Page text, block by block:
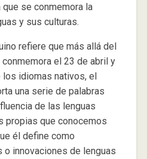
se conmemora la
y sus culturas.
refiere que más allá del
el 23 de abril y
idiomas nativos, el
una serie de palabras
de las lenguas
propias que conocemos
él define como
o innovaciones de lenguas